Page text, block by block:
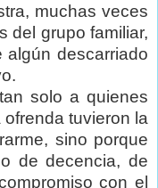
muchas veces
del grupo familiar,
descarriado
solo a quienes
tuvieron la
sino porque
de decencia, de
con el